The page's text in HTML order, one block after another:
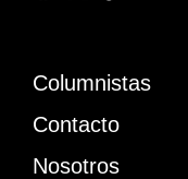
Columnistas
Contacto
Nosotros